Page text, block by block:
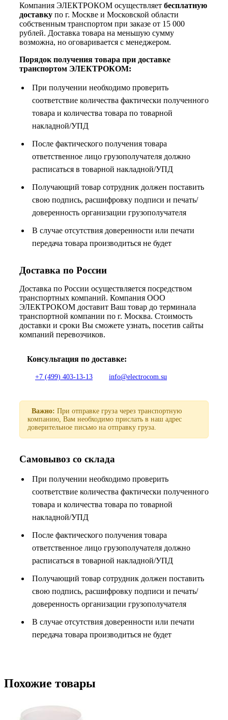
Компания ЭЛЕКТРОКОМ осуществляет бесплатную
доставку по г. Москве и Московской области
собственным транспортом при заказе от 15 000
рублей. Доставка товара на меньшую сумму
возможна, но оговаривается с менеджером.
Порядок получения товара при доставке
транспортом ЭЛЕКТРОКОМ:
При получении необходимо проверить
соответствие количества фактически полученного
товара и количества товара по товарной
накладной/УПД
После фактического получения товара
ответственное лицо грузополучателя должно
расписаться в товарной накладной/УПД
Получающий товар сотрудник должен поставить
свою подпись, расшифровку подписи и печать/
доверенность организации грузополучателя
В случае отсутствия доверенности или печати
передача товара производиться не будет
Доставка по России
Доставка по России осуществляется посредством
транспортных компаний. Компания ООО
ЭЛЕКТРОКОМ доставит Ваш товар до терминала
транспортной компании по г. Москва. Стоимость
доставки и сроки Вы сможете узнать, посетив сайты
компаний перевозчиков.
Консультация по доставке:
+7 (499) 403-13-13 info@electrocom.su
Важно: При отправке груза через транспортную
компанию, Вам необходимо прислать в наш адрес
доверительное письмо на отправку груза.
Самовывоз со склада
При получении необходимо проверить
соответствие количества фактически полученного
товара и количества товара по товарной
накладной/УПД
После фактического получения товара
ответственное лицо грузополучателя должно
расписаться в товарной накладной/УПД
Получающий товар сотрудник должен поставить
свою подпись, расшифровку подписи и печать/
доверенность организации грузополучателя
В случае отсутствия доверенности или печати
передача товара производиться не будет
Похожие товары